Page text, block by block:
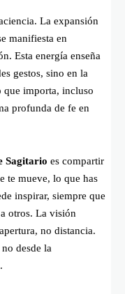
La expansión
manifiesta en
Esta energía enseña
gestos, sino en la
importa, incluso
profunda de fe en
Sagitario es compartir
te mueve, lo que has
inspirar, siempre que
otros. La visión
no distancia.
desde la